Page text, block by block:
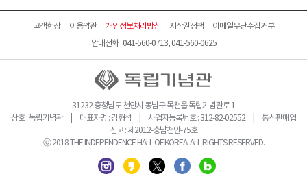
고객헌장 이용약관 개인정보처리방침 저작권정책
이메일무단수집거부
안내전화 041-560-0713, 041-560-0625
31232 충청남도 천안시 동남구 목천읍 독립기념관로 1
상호 : 독립기념관 | 대표자명 : 김형석 | 사업자등록번호 : 312-82-02552 | 통신판매업
신고 : 제2012-충남천안-75호
ⓒ 2018 THE INDEPENDENCE HALL OF KOREA. ALL RIGHTS RESERVED.